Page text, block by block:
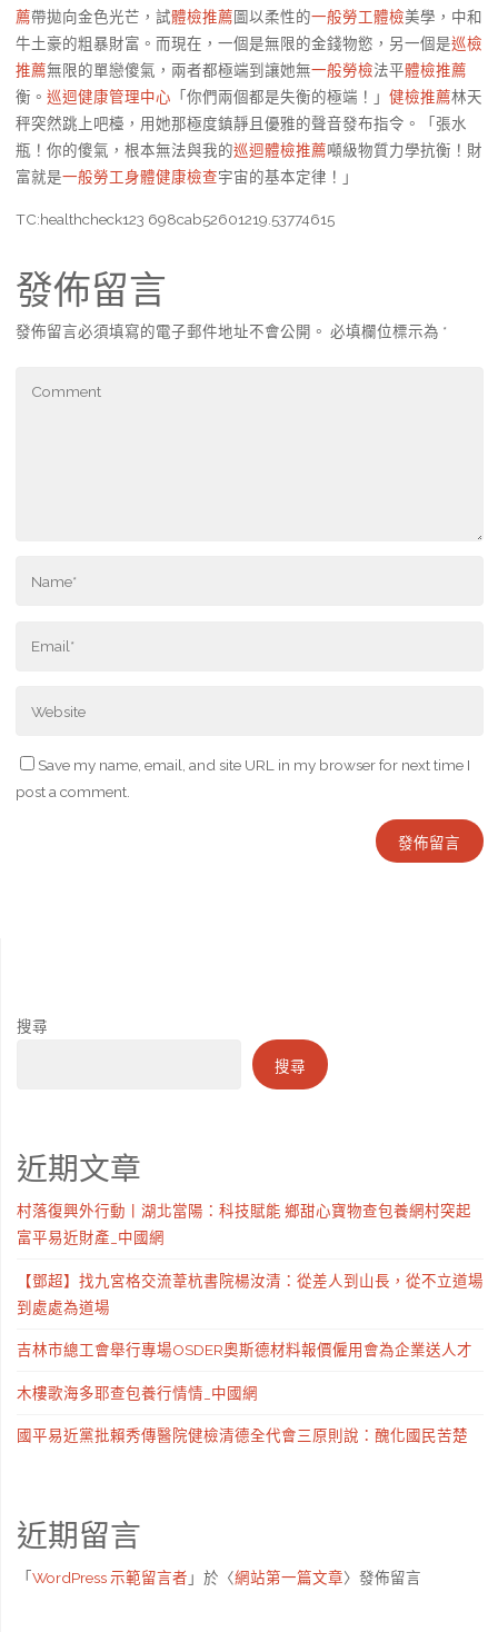
薦帶拋向金色光芒，試體檢推薦圖以柔性的一般勞工體檢美學，中和
牛土豪的粗暴財富。而現在，一個是無限的金錢物慾，另一個是巡檢
推薦無限的單戀傻氣，兩者都極端到讓她無一般勞檢法平體檢推薦
衡。 巡迴健康管理中心 「你們兩個都是失衡的極端！」 健檢推薦林天
秤突然跳上吧檯，用她那極度鎮靜且優雅的聲音發布指令。「張水
瓶！你的傻氣，根本無法與我的巡迴體檢推薦噸級物質力學抗衡！財
富就是一般勞工身體健康檢查宇宙的基本定律！」
TC:healthcheck123 698cab52601219.53774615
發佈留言
發佈留言必須填寫的電子郵件地址不會公開。 必填欄位標示為 *
Save my name, email, and site URL in my browser for next time I
post a comment.
搜尋
搜尋
近期文章
村落復興外行動丨湖北當陽：科技賦能 鄉甜心寶物查包養網村突起
富平易近財產_中國網
【鄧超】找九宮格交流葦杭書院楊汝清：從差人到山長，從不立道場
到處處為道場
吉林市總工會舉行專場OSDER奧斯德材料報價僱用會為企業送人才
木樓歌海多耶查包養行情情_中國網
國平易近黨批賴秀傳醫院健檢清德全代會三原則說：醜化國民苦楚
近期留言
「 WordPress 示範留言者 」於〈網站第一篇文章〉發佈留言